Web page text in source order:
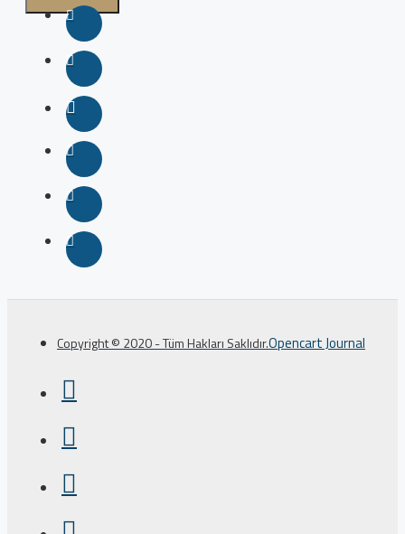
Copyright © 2020 - Tüm Hakları Saklıdır.Opencart Journal